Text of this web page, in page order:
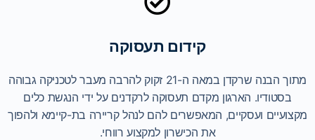
קידום תעסוקה
מתוך הבנה שרקדן במאה ה-21 זקוק להרבה מעבר לטכניקה גבוהה
בסטודיו. הארגון מקדם תעסוקה לרקדנים על ידי הנגשת כלים
מקצועיים ועסקיים, המאפשרים להם לנהל קריירה בת-קיימא ולהפוך
את הכישרון למקצוע רווחי.